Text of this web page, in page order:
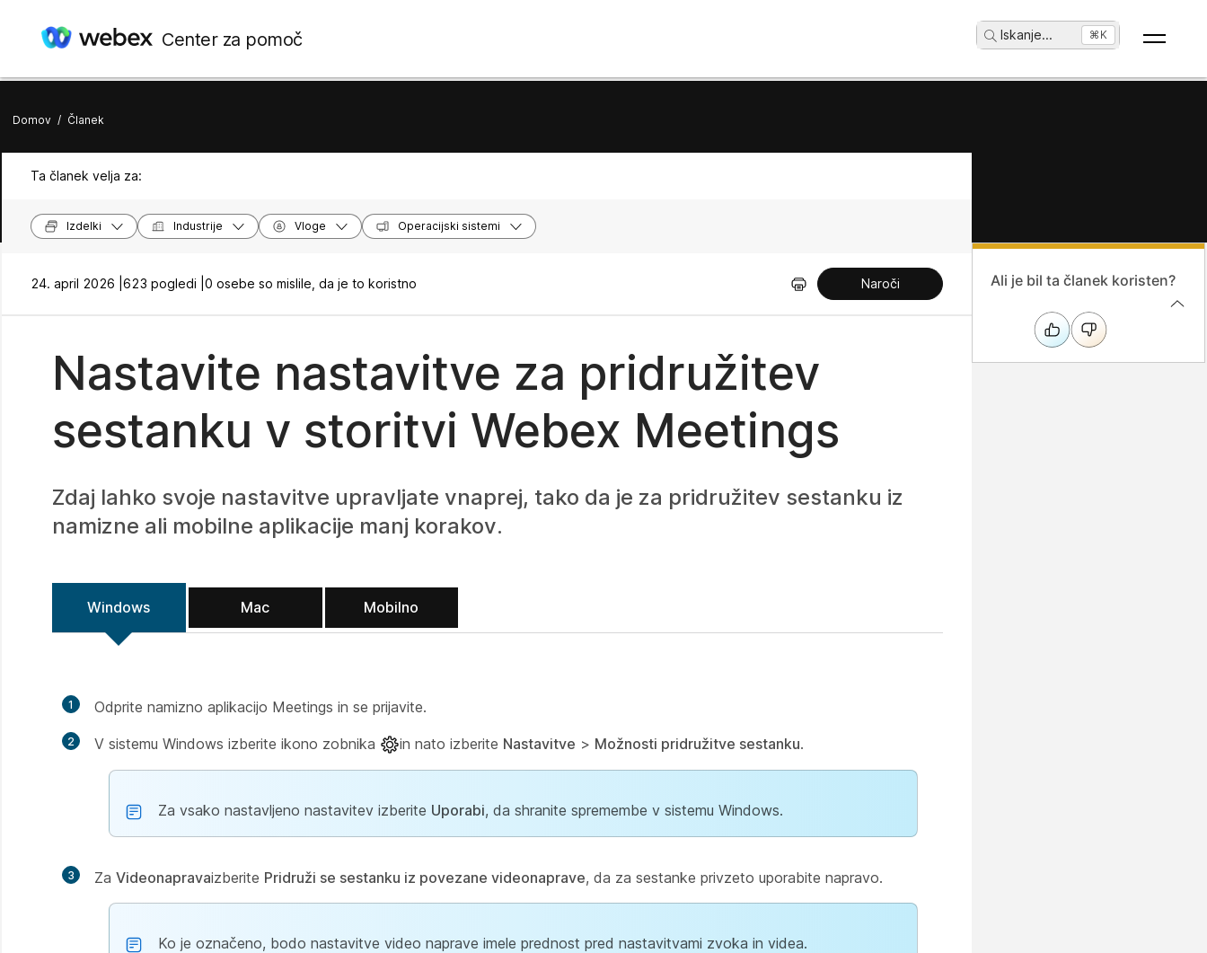
Center za pomoč Iskanje... ⌘K
Domov / Članek
Ta članek velja za:
Izdelki Industrije Vloge Operacijski sistemi
24. april 2026 | 623 pogledi | 0 osebe so mislile, da je to koristno Naroči
Nastavite nastavitve za pridružitev
sestanku v storitvi Webex Meetings
Zdaj lahko svoje nastavitve upravljate vnaprej, tako da je za pridružitev sestanku iz
namizne ali mobilne aplikacije manj korakov.
Windows Mac Mobilno
1 Odprite namizno aplikacijo Meetings in se prijavite.
2 V sistemu Windows izberite ikono zobnika in nato izberite Nastavitve > Možnosti pridružitve sestanku.
Za vsako nastavljeno nastavitev izberite Uporabi, da shranite spremembe v sistemu Windows.
3 Za Videonapravaizberite Pridruži se sestanku iz povezane videonaprave, da za sestanke privzeto uporabite napravo.
Ko je označeno, bodo nastavitve video naprave imele prednost pred nastavitvami zvoka in videa.
Ali je bil ta članek koristen?